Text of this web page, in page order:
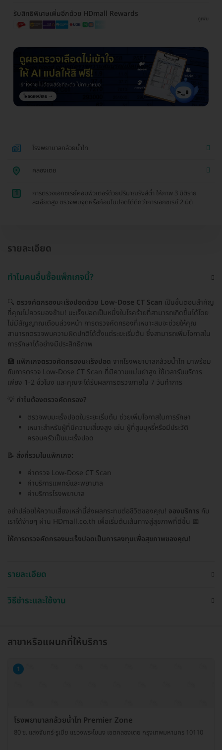
รับสิทธิพิเศษเพิ่มอีกด้วย HDmall Rewards
ดูเพิ่ม
โรงพยาบาลกล้วยน้ำไท
คลองเตย
1
การตรวจเอกซเรย์คอมพิวเตอร์ด้วยปริมาณรังสีต่ำ ให้ภาพ 3 มิติราย
ละเอียดสูง ตรวจพบจุดหรือก้อนในปอดได้ดีกว่าการเอกซเรย์ 2 มิติ
รายละเอียด
ทำไมคนอื่นซื้อแพ็กเกจนี้?
🔍 ตรวจคัดกรองมะเร็งปอดด้วย Low-Dose CT Scan เป็นขั้นตอนสำคัญ
ที่คุณไม่ควรมองข้าม! มะเร็งปอดเป็นหนึ่งในโรคร้ายที่สามารถเกิดขึ้นได้โดย
ไม่มีสัญญาณเตือนล่วงหน้า การตรวจคัดกรองที่เหมาะสมจะช่วยให้คุณ
สามารถตรวจพบความผิดปกติได้ตั้งแต่ระยะเริ่มต้น ซึ่งสามารถเพิ่มโอกาสใน
การรักษาได้อย่างมีประสิทธิภาพ
🏥 แพ็กเกจตรวจคัดกรองมะเร็งปอด จากโรงพยาบาลกล้วยน้ำไท มาพร้อม
กับการตรวจ Low-Dose CT Scan ที่มีความแม่นยำสูง ใช้เวลารับบริการ
เพียง 1-2 ชั่วโมง และคุณจะได้รับผลการตรวจภายใน 7 วันทำการ
💡 ทำไมต้องตรวจคัดกรอง?
ตรวจพบมะเร็งปอดในระยะเริ่มต้น ช่วยเพิ่มโอกาสในการรักษา
เหมาะสำหรับผู้ที่มีความเสี่ยงสูง เช่น ผู้ที่สูบบุหรี่หรือมีประวัติ
ครอบครัวเป็นมะเร็งปอด
📝 สิ่งที่รวมในแพ็กเกจ:
ค่าตรวจ Low-Dose CT Scan
ค่าบริการแพทย์และพยาบาล
ค่าบริการโรงพยาบาล
อย่าปล่อยให้ความเสี่ยงเหล่านี้ส่งผลกระทบต่อชีวิตของคุณ! จองบริการ กับ
เราได้ง่ายๆ ผ่าน HDmall.co.th เพื่อเริ่มต้นเส้นทางสู่สุขภาพที่ดีขึ้น 📅
ให้การตรวจคัดกรองมะเร็งปอดเป็นการลงทุนเพื่อสุขภาพของคุณ!
รายละเอียด
วิธีชำระและใช้งาน
สาขาหรือแผนกที่ให้บริการ
1
โรงพยาบาลกล้วยน้ำไท Premier Zone
80 ซ. แสงจันทร์-รูเบีย แขวงพระโขนง เขตคลองเตย กรุงเทพมหานคร 10110